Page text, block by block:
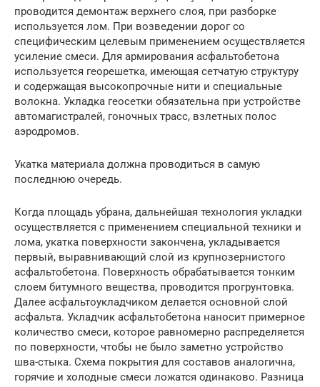
проводится демонтаж верхнего слоя, при разборке
используется лом. При возведении дорог со
специфическим целевым применением осуществляется
усиление смеси. Для армирования асфальтобетона
используется георешетка, имеющая сетчатую структуру
и содержащая высокопрочные нити и специальные
волокна. Укладка геосетки обязательна при устройстве
автомагистралей, гоночных трасс, взлетных полос
аэродромов.
Укатка материала должна проводиться в самую
последнюю очередь.
Когда площадь убрана, дальнейшая технология укладки
осуществляется с применением специальной техники и
лома, укатка поверхности закончена, укладывается
первый, выравнивающий слой из крупнозернистого
асфальтобетона. Поверхность обрабатывается тонким
слоем битумного вещества, проводится прогрунтовка.
Далее асфальтоукладчиком делается основной слой
асфальта. Укладчик асфальтобетона наносит примерное
количество смеси, которое равномерно распределяется
по поверхности, чтобы не было заметно устройство
шва-стыка. Схема покрытия для составов аналогична,
горячие и холодные смеси ложатся одинаково. Разница